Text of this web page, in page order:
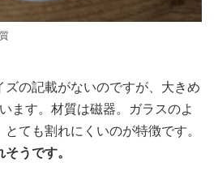
ズの記載がないのですが、大きめ
ます。材質は磁器。ガラスのよ
ても割れにくいのが特徴です。
うです。